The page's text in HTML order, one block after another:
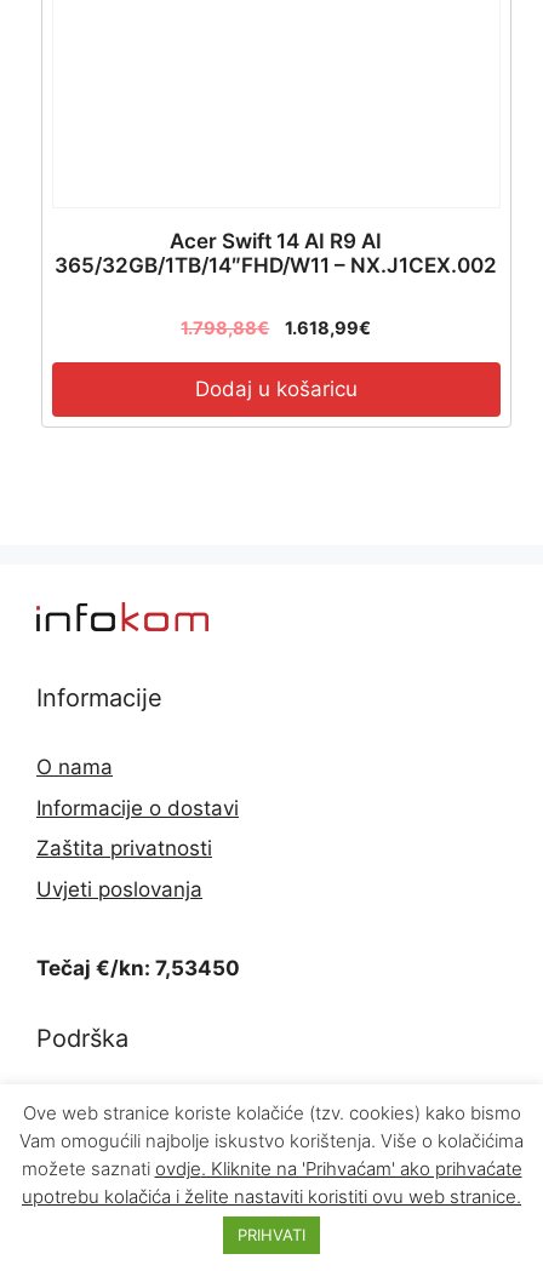
Acer Swift 14 AI R9 AI
365/32GB/1TB/14″FHD/W11 – NX.J1CEX.002
1.798,88€ 1.618,99€
Dodaj u košaricu
Informacije
O nama
Informacije o dostavi
Zaštita privatnosti
Uvjeti poslovanja
Tečaj €/kn: 7,53450
Podrška
Kontakt
Povrat proizvoda
© 2026 INFOKOM d.o.o.
Ove web stranice koriste kolačiće (tzv. cookies) kako bismo
Vam omogućili najbolje iskustvo korištenja. Više o kolačićima
možete saznati ovdje. Kliknite na 'Prihvaćam' ako prihvaćate
upotrebu kolačića i želite nastaviti koristiti ovu web stranice.
PRIHVATI